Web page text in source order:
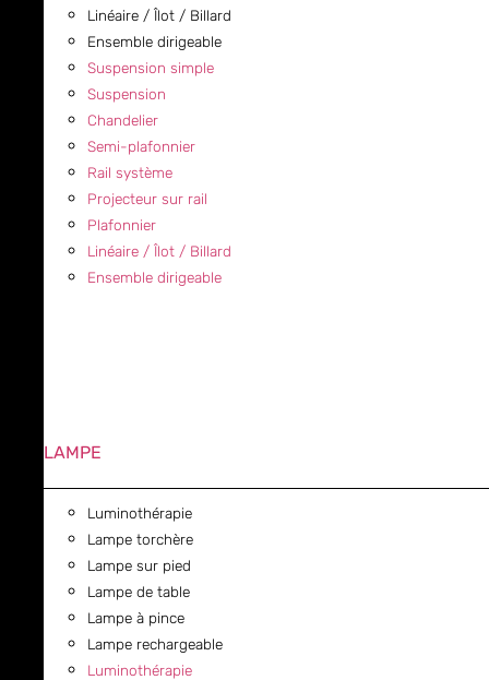
Linéaire / Îlot / Billard
Ensemble dirigeable
Suspension simple
Suspension
Chandelier
Semi-plafonnier
Rail système
Projecteur sur rail
Plafonnier
Linéaire / Îlot / Billard
Ensemble dirigeable
LAMPE
Luminothérapie
Lampe torchère
Lampe sur pied
Lampe de table
Lampe à pince
Lampe rechargeable
Luminothérapie